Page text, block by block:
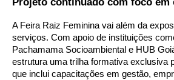
A Feira Raiz Feminina vai além da
serviços. Com apoio de instituições
Pachamama Socioambiental e HUB
estrutura uma trilha formativa exclusiva
que inclui capacitações em gestão,